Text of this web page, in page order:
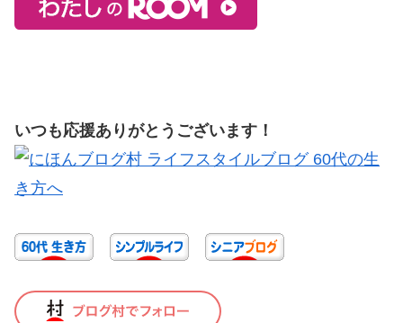
いつも応援ありがとうございます！